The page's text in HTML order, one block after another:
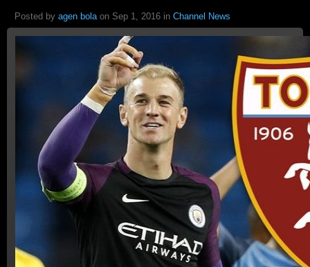
Posted by agen bola on Sep 1, 2016 in Channel News